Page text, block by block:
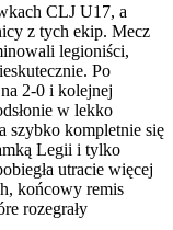
CLJ U17, a
z tych ekip. Mecz
legioniści,
Po
2-0 i kolejnej
w lekko
szybko kompletnie się
Legii i tylko
utracie więcej
końcowy remis
rozegrały